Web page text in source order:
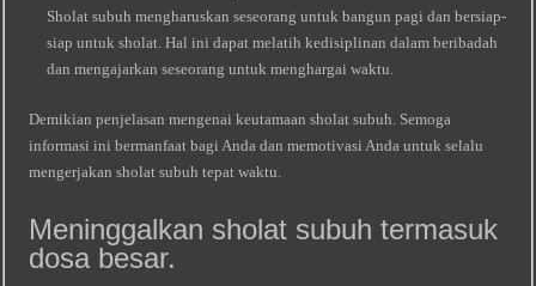
Sholat subuh mengharuskan seseorang untuk bangun pagi dan bersiap-
siap untuk sholat. Hal ini dapat melatih kedisiplinan dalam beribadah
dan mengajarkan seseorang untuk menghargai waktu.
Demikian penjelasan mengenai keutamaan sholat subuh. Semoga
informasi ini bermanfaat bagi Anda dan memotivasi Anda untuk selalu
mengerjakan sholat subuh tepat waktu.
Meninggalkan sholat subuh termasuk
dosa besar.